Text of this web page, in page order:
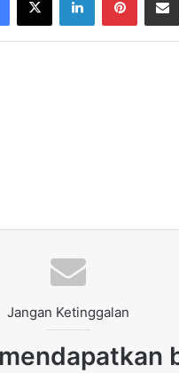
Jangan Ketinggalan